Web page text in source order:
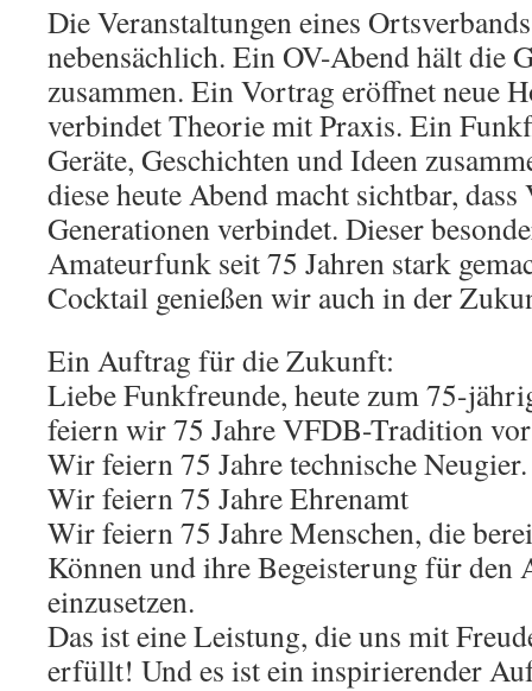
Die Veranstaltungen eines
nebensächlich. Ein OV-Abend hält die
zusammen. Ein Vortrag eröffnet neue
verbindet Theorie mit Praxis. Ein
Geräte, Geschichten und Ideen
diese heute Abend macht sichtbar, dass
Generationen verbindet. Dieser
Amateurfunk seit 75 Jahren stark
Cocktail genießen wir auch in der
Ein Auftrag für die Zukunft:
Liebe Funkfreunde, heute zum 75-
feiern wir 75 Jahre VFDB-Tradition
Wir feiern 75 Jahre technische Neugier.
Wir feiern 75 Jahre Ehrenamt
Wir feiern 75 Jahre Menschen, die
Können und ihre Begeisterung für den
einzusetzen.
Das ist eine Leistung, die uns mit
erfüllt! Und es ist ein inspirierender